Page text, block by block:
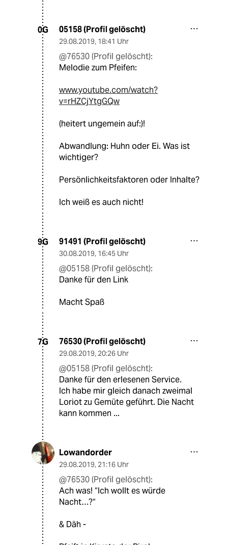
0G 05158 (Profil gelöscht)
29.08.2019, 18:41 Uhr
@76530 (Profil gelöscht):
Melodie zum Pfeifen:
www.youtube.com/watch?
v=rHZCjYtgGQw
(heitert ungemein auf:)!
Abwandlung: Huhn oder Ei. Was ist
wichtiger?
Persönlichkeitsfaktoren oder Inhalte?
Ich weiß es auch nicht!
9G 91491 (Profil gelöscht)
30.08.2019, 16:45 Uhr
@05158 (Profil gelöscht):
Danke für den Link
Macht Spaß
7G 76530 (Profil gelöscht)
29.08.2019, 20:26 Uhr
@05158 (Profil gelöscht):
Danke für den erlesenen Service.
Ich habe mir gleich danach zweimal
Loriot zu Gemüte geführt. Die Nacht
kann kommen ...
Lowandorder
29.08.2019, 21:16 Uhr
@76530 (Profil gelöscht):
Ach was! “Ich wollt es würde
Nacht…?“
& Däh -